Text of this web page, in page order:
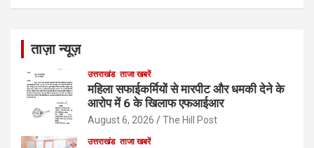
ताज़ा न्यूज़
उत्तराखंड ताजा खबरें
महिला सफाईकर्मियों से मारपीट और धमकी देने के
आरोप में 6 के खिलाफ एफआईआर
August 6, 2026 The Hill Post
उत्तराखंड ताजा खबरें